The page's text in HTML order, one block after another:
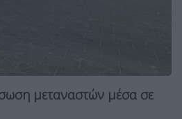
μεταναστών μέσα σε